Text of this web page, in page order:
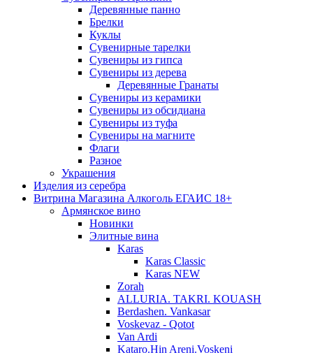
Деревянные панно
Брелки
Куклы
Сувенирные тарелки
Сувениры из гипса
Сувениры из дерева
Деревянные Гранаты
Сувениры из керамики
Сувениры из обсидиана
Сувениры из туфа
Сувениры на магните
Флаги
Разное
Украшения
Изделия из серебра
Витрина Магазина Алкоголь ЕГАИС 18+
Армянское вино
Новинки
Элитные вина
Karas
Karas Classic
Karas NEW
Zorah
ALLURIA. TAKRI. KOUASH
Berdashen. Vankasar
Voskevaz - Qotot
Van Ardi
Kataro.Hin Areni.Voskeni